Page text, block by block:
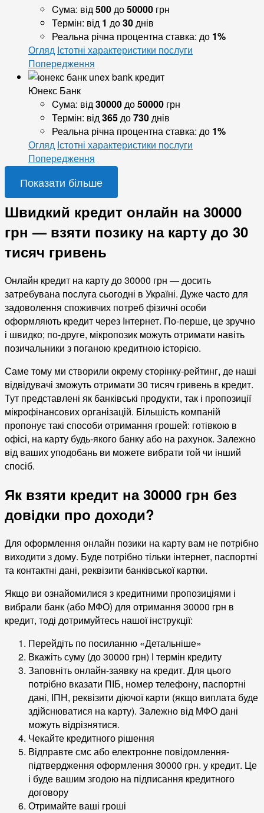
Cума: від500до50000 грн
Термін: від 1 до30днів
Реальна річна процентна ставка: до 1%
Огляд Істотні характеристики послуги
Попередження
Юнекс Банк
Cума: від30000до50000 грн
Термін: від365до730днів
Реальна річна процентна ставка: до 1%
Огляд Істотні характеристики послуги
Попередження
Показати більше
Швидкий кредит онлайн на 30000
грн — взяти позику на карту до 30
тисяч гривень
Онлайн кредит на карту до 30000 грн — досить
затребувана послуга сьогодні в Україні. Дуже часто для
задоволення споживчих потреб фізичні особи
оформляють кредит через Інтернет. По-перше, це зручно
і швидко; по-друге, мікропозик можуть отримати навіть
позичальники з поганою кредитною історією.
Саме тому ми створили окрему сторінку-рейтинг, де наші
відвідувачі зможуть отримати 30 тисяч гривень в кредит.
Тут представлені як банківські продукти, так і пропозиції
мікрофінансових організацій. Більшість компаній
пропонує такі способи отримання грошей: готівкою в
офісі, на карту будь-якого банку або на рахунок. Залежно
від ваших уподобань ви можете вибрати той чи інший
спосіб.
Як взяти кредит на 30000 грн без
довідки про доходи?
Для оформлення онлайн позики на карту вам не потрібно
виходити з дому. Буде потрібно тільки інтернет, паспортні
та контактні дані, реквізити банківської картки.
Якщо ви ознайомилися з кредитними пропозиціями і
вибрали банк (або МФО) для отримання 30000 грн в
кредит, тоді дотримуйтесь нашої інструкції:
Перейдіть по посиланню «Детальніше»
Вкажіть суму (до 30000 грн) І термін кредиту
Заповніть онлайн-заявку на кредит. Для цього
потрібно вказати ПІБ, номер телефону, паспортні
дані, ІПН, реквізити діючої карти (якщо виплата буде
здійснюватися на карту). Залежно від МФО дані
можуть відрізнятися.
Чекайте кредитного рішення
Відправте смс або електронне повідомлення-
підтвердження оформлення 30000 грн. у кредит. Це
і буде вашим згодою на підписання кредитного
договору
Отримайте ваші гроші